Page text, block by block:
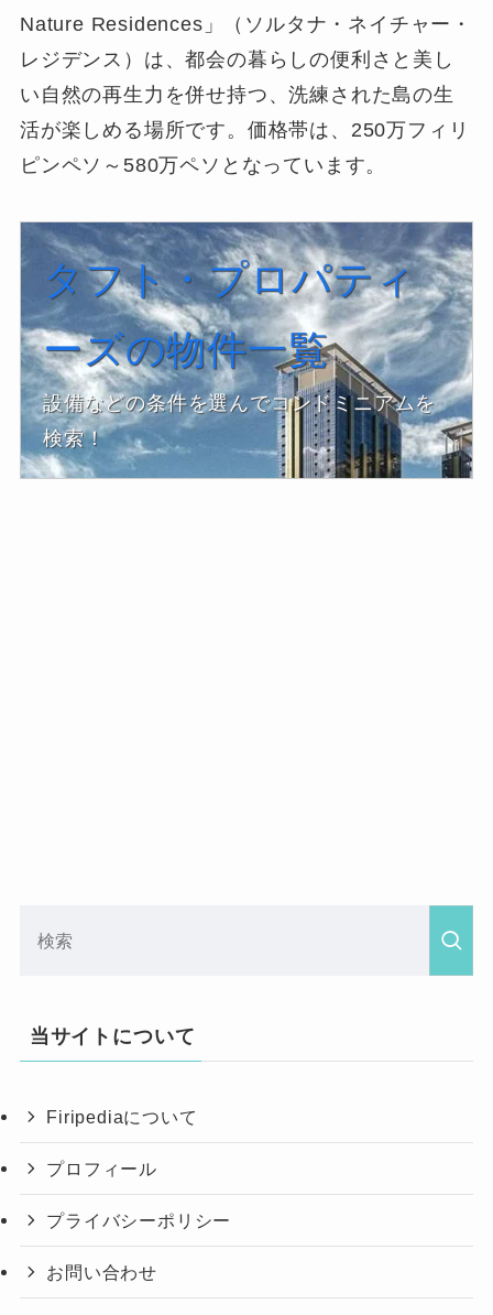
Nature Residences」（ソルタナ・ネイチャー・
レジデンス）は、都会の暮らしの便利さと美し
い自然の再生力を併せ持つ、洗練された島の生
活が楽しめる場所です。価格帯は、250万フィリ
ピンペソ～580万ペソとなっています。
タフト・プロパティ
ーズの物件一覧
設備などの条件を選んでコンドミニアムを
検索！
当サイトについて
Firipediaについて
プロフィール
プライバシーポリシー
お問い合わせ